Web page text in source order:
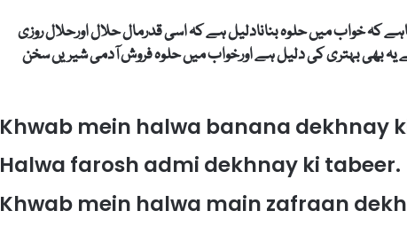
کہ خواب میں حلوہ بنانادلیل ہے کہ اسی قدرمال حلال اورحلال روزی
یہ بھی بہتری کی دلیل ہے اورخواب میں حلوہ فروش آدمی شیریں سخن
Khwab mein halwa banana dekhnay
Halwa farosh admi dekhnay ki tabeer.
Khwab mein halwa main zafraan